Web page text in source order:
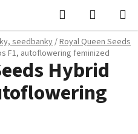
Hledat
KOŠÍK
seedbanky/Royal Queen Seeds
F1, autoflowering feminized
Hybrid